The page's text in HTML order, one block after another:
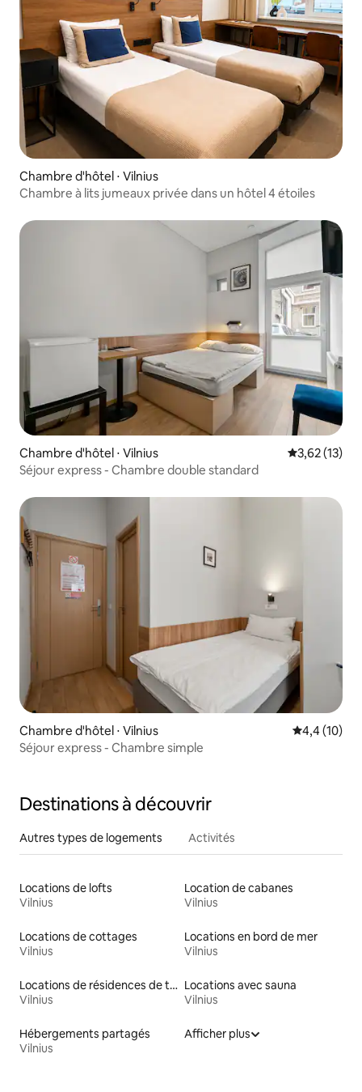
Chambre d'hôtel ⋅ Vilnius
Chambre à lits jumeaux privée dans un hôtel 4 étoiles
Chambre d'hôtel ⋅ Vilnius Évaluation
3,62 (13)
Séjour express - Chambre double standard
Chambre d'hôtel ⋅ Vilnius Évaluation
4,4 (10)
Séjour express - Chambre simple
Destinations à découvrir
Autres types de logements Activités
Locations de lofts
Vilnius
Location de cabanes
Vilnius
Locations de cottages
Vilnius
Locations en bord de mer
Vilnius
Locations de résidences de tourisme
Vilnius
Locations avec sauna
Vilnius
Hébergements partagés
Vilnius
Afficher plus